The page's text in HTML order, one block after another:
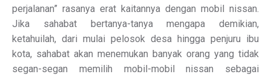
perjalanan” rasanya erat kaitannya dengan mobil nissan.
Jika sahabat bertanya-tanya mengapa demikian,
ketahuilah, dari mulai pelosok desa hingga penjuru ibu
kota, sahabat akan menemukan banyak orang yang tidak
segan-segan memilih mobil-mobil nissan sebagai